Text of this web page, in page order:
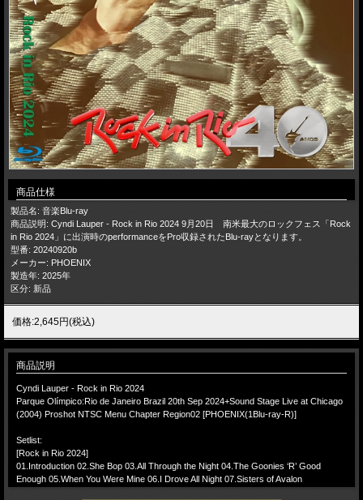
商品仕様
製品名: 音楽Blu-ray
商品説明: Cyndi Lauper - Rock in Rio 2024 9月20日 南米最大のロックフェス「Rock
in Rio 2024」に出演時のperformanceをPro収録されたBlu-rayとなります。
型番: 20240920b
メーカー: PHOENIX
製造年: 2025年
区分: 新品
価格:2,645円(税込)
商品説明
Cyndi Lauper - Rock in Rio 2024
Parque Olímpico:Rio de Janeiro Brazil 20th Sep 2024+Sound Stage Live at Chicago
(2004) Proshot NTSC Menu Chapter Region02 [PHOENIX(1Blu-ray-R)]
Setlist:
[Rock in Rio 2024]
01.Introduction 02.She Bop 03.All Through the Night 04.The Goonies ‘R’ Good
Enough 05.When You Were Mine 06.I Drove All Night 07.Sisters of Avalon